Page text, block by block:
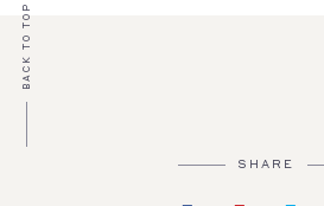
BACK TO TOP
SHARE